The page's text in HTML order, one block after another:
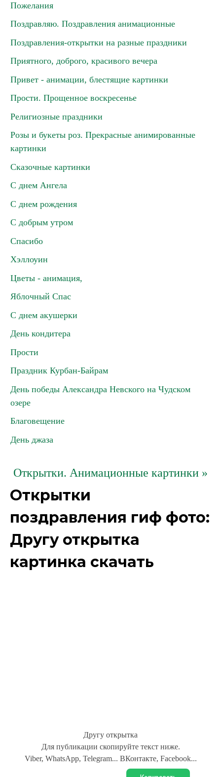
Пожелания
Поздравляю. Поздравления анимационные
Поздравления-открытки на разные праздники
Приятного, доброго, красивого вечера
Привет - анимации, блестящие картинки
Прости. Прощенное воскресенье
Религиозные праздники
Розы и букеты роз. Прекрасные анимированные
картинки
Сказочные картинки
С днем Ангела
С днем рождения
С добрым утром
Спасибо
Хэллоуин
Цветы - анимация,
Яблочный Спас
С днем акушерки
День кондитера
Прости
Праздник Курбан-Байрам
День победы Александра Невского на Чудском
озере
Благовещение
День джаза
Открытки. Анимационные картинки »
Открытки
поздравления гиф фото:
Другу открытка
картинка скачать
Другу открытка
Для публикации скопируйте текст ниже.
Viber, WhatsApp, Telegram... ВКонтакте, Facebook...